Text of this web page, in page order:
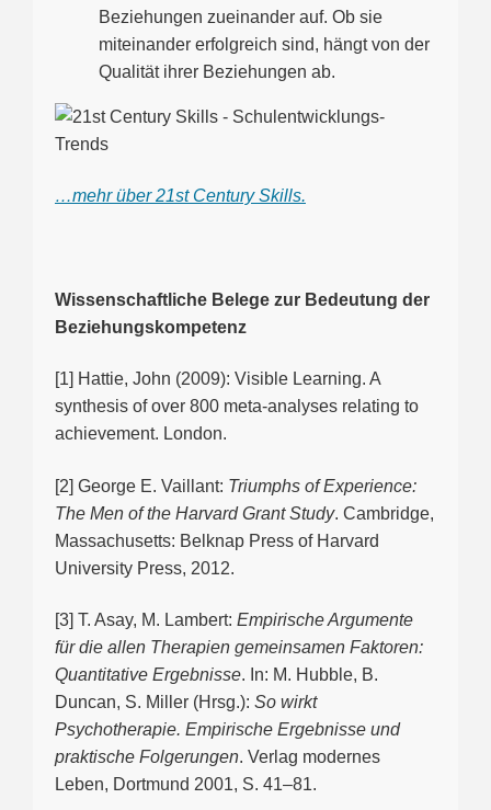
Beziehungen zueinander auf. Ob sie
miteinander erfolgreich sind, hängt von der
Qualität ihrer Beziehungen ab.
…mehr über 21st Century Skills.
Wissenschaftliche Belege zur Bedeutung der
Beziehungskompetenz
[1] Hattie, John (2009): Visible Learning. A
synthesis of over 800 meta-analyses relating to
achievement. London.
[2] George E. Vaillant: Triumphs of Experience:
The Men of the Harvard Grant Study. Cambridge,
Massachusetts: Belknap Press of Harvard
University Press, 2012.
[3] T. Asay, M. Lambert: Empirische Argumente
für die allen Therapien gemeinsamen Faktoren:
Quantitative Ergebnisse. In: M. Hubble, B.
Duncan, S. Miller (Hrsg.): So wirkt
Psychotherapie. Empirische Ergebnisse und
praktische Folgerungen. Verlag modernes
Leben, Dortmund 2001, S. 41–81.